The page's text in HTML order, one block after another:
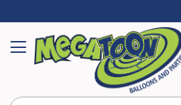
Alternar
Nav